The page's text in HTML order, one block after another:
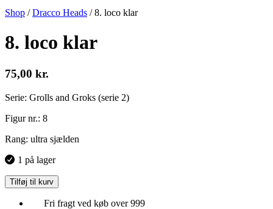
Shop /Dracco Heads /8. loco klar
8. loco klar
75,00 kr.
Serie: Grolls and Groks (serie 2)
Figur nr.: 8
Rang: ultra sjælden
1 på lager
Tilføj til kurv
Fri fragt ved køb over 999